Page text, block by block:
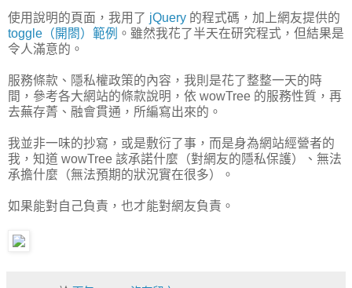
使用說明的頁面，我用了 jQuery 的程式碼，加上網友提供的
toggle（開閤）範例 。雖然我花了半天在研究程式，但結果是
令人滿意的。
服務條款、隱私權政策的內容，我則是花了整整一天的時
間，參考各大網站的條款說明，依 wowTree 的服務性質，再
去蕪存菁、融會貫通，所編寫出來的。
我並非一味的抄寫，或是敷衍了事，而是身為網站經營者的
我，知道 wowTree 該承諾什麼（對網友的隱私保護）、無法
承擔什麼（無法預期的狀況實在很多）。
如果能對自己負責，也才能對網友負責。